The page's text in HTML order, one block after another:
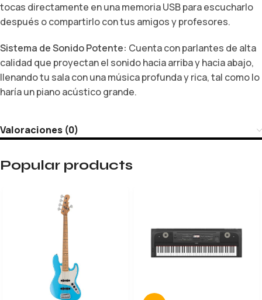
tocas directamente en una memoria USB para escucharlo
después o compartirlo con tus amigos y profesores.
Sistema de Sonido Potente: Cuenta con parlantes de alta
calidad que proyectan el sonido hacia arriba y hacia abajo,
llenando tu sala con una música profunda y rica,tal como lo
haría un piano acústico grande.
Valoraciones (0)
Popular products